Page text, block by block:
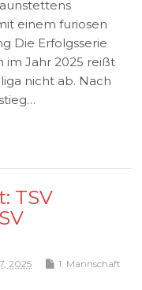
einem furiosen
Die Erfolgsserie
im Jahr 2025 reißt
nicht ab. Nach
TSV
2025
1. Mannschaft